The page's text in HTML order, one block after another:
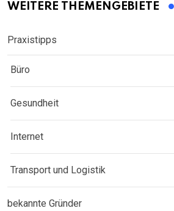
WEITERE THEMENGEBIETE
Praxistipps
Büro
Gesundheit
Internet
Transport und Logistik
bekannte Gründer